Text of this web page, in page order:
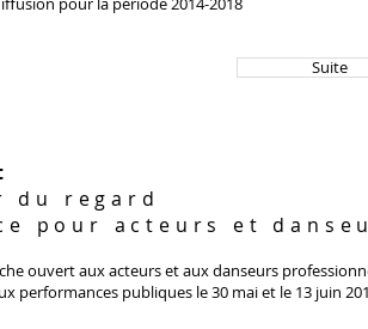
Suite
du regard
pour acteurs et
ouvert aux acteurs et aux danseurs
performances publiques le 30 mai et le 13 juin